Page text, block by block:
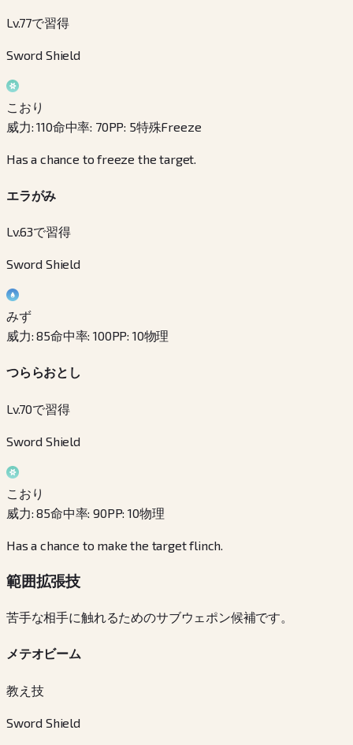
Lv.77で習得
Sword Shield
こおり
威力:110命中率: 70PP: 5特殊Freeze
Has a chance to freeze the target.
エラがみ
Lv.63で習得
Sword Shield
みず
威力:85命中率:100PP: 10物理
つららおとし
Lv.70で習得
Sword Shield
こおり
威力:85命中率:90PP:10物理
Has a chance to make the target flinch.
範囲拡張技
苦手な相手に触れるためのサブウェポン候補です。
メテオビーム
教え技
Sword Shield